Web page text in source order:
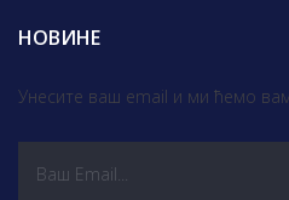
НОВИНЕ
Унесите ваш email и ми ћемо